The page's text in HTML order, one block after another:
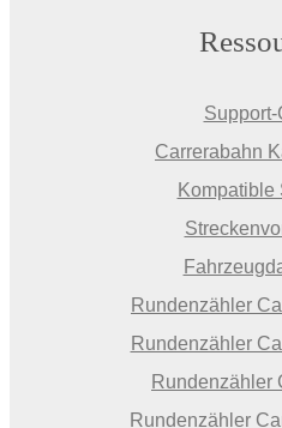
Support-
Carrerabahn
Kompatible
Rundenzähler
Rundenzähler
Rundenzähler
Rundenzähler